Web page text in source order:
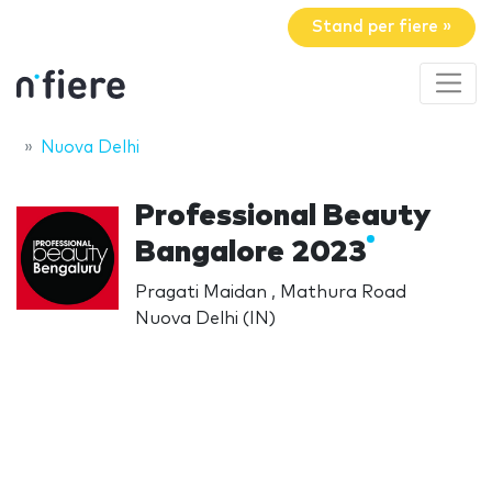
Stand per fiere »
Nuova Delhi
Professional Beauty
Bangalore 2023
Pragati Maidan , Mathura Road
Nuova Delhi (IN)